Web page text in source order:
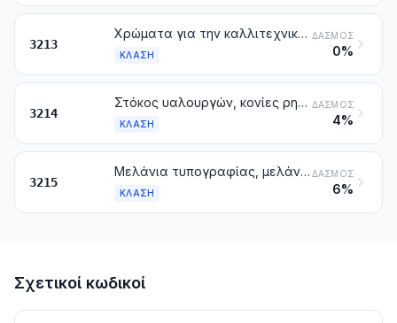
3213
Χρώματα για την καλλιτεχνική ζωγραφική, τη διδασκαλία, τη ζωγραφική των επιγραφών, την αλλαγή των αποχρώσεων, τη διασκέδαση και παρόμοια χρώματα σε τροχίσκους, σωληνάρια, δοχεία, φιαλίδια, κύπελλα ή παρόμοιες συσκευασίες
ΚΛΆΣΗ
ΔΑΣΜΌΣ
0%
3214
Στόκος υαλουργών, κονίες ρητίνης και άλλες μαστίχες (στόκοι). Σταρώματα που χρησιμοποιούνται στο χρωμάτισμα. Επιχρίσματα μη πυρίμαχα των τύπων που χρησιμοποιούνται προσόψεις, εσωτερικούς τοίχους, δάπεδα, ορόφες ή παρόμοιες επιφάνειες
ΚΛΆΣΗ
ΔΑΣΜΌΣ
4%
3215
Μελάνια τυπογραφίας, μελάνια γραφής ή σχεδίασης και άλλα μελάνια, έστω και συμπυκνωμένα ή σε στερεές μορφές
ΚΛΆΣΗ
ΔΑΣΜΌΣ
6%
Σχετικοί κωδικοί